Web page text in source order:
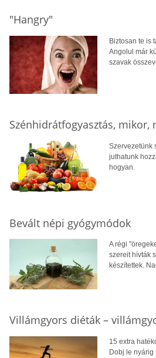
"Hangry"
Biztosan te is
Angolul már
szavak
Szénhidrátfogyasztás, mikor,
Szervezetünk
juthatunk
hogyan.
Bevált népi gyógymódok
A régi
szereit hívták
készítettek.
Villámgyors diéták –
15 extra
Dobj le nyárig